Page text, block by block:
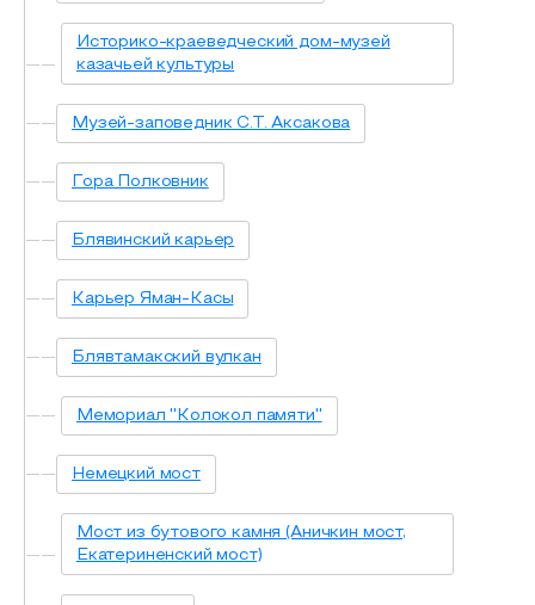
Историко-краеведческий дом-музей
казачьей культуры
Музей-заповедник С.Т. Аксакова
Гора Полковник
Блявинский карьер
Карьер Яман-Касы
Блявтамакский вулкан
Мемориал ''Колокол памяти''
Немецкий мост
Мост из бутового камня (Аничкин мост,
Екатериненский мост)